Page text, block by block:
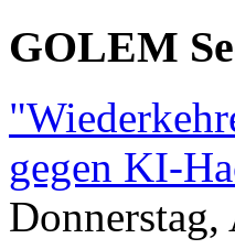
GOLEM
gegen KI-